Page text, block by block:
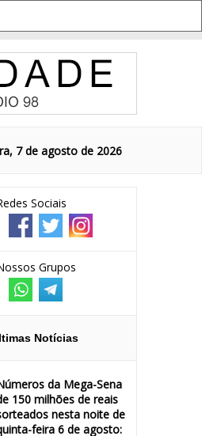
7 de agosto de 2026
Sociais
Grupos
Notícias
da Mega-Sena
150 milhões de reais
nesta noite de
feira 6 de agosto: